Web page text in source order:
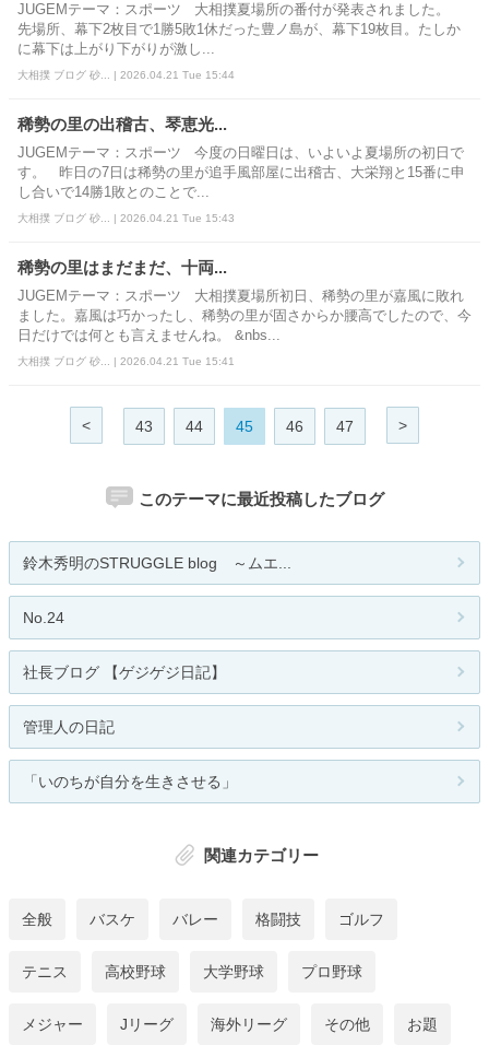
JUGEMテーマ：スポーツ 大相撲夏場所の番付が発表されました。
先場所、幕下2枚目で1勝5敗1休だった豊ノ島が、幕下19枚目。たしか
に幕下は上がり下がりが激し...
大相撲 ブログ 砂... | 2026.04.21 Tue 15:44
稀勢の里の出稽古、琴恵光...
JUGEMテーマ：スポーツ 今度の日曜日は、いよいよ夏場所の初日で
す。 昨日の7日は稀勢の里が追手風部屋に出稽古、大栄翔と15番に申
し合いで14勝1敗とのことで...
大相撲 ブログ 砂... | 2026.04.21 Tue 15:43
稀勢の里はまだまだ、十両...
JUGEMテーマ：スポーツ 大相撲夏場所初日、稀勢の里が嘉風に敗れ
ました。嘉風は巧かったし、稀勢の里が固さからか腰高でしたので、今
日だけでは何とも言えませんね。 &nbs...
大相撲 ブログ 砂... | 2026.04.21 Tue 15:41
< 43 44 45 46 47 >
このテーマに最近投稿したブログ
鈴木秀明のSTRUGGLE blog ～ムエ...
No.24
社長ブログ 【ゲジゲジ日記】
管理人の日記
「いのちが自分を生きさせる」
関連カテゴリー
全般 バスケ バレー 格闘技 ゴルフ
テニス 高校野球 大学野球 プロ野球
メジャー Jリーグ 海外リーグ その他 お題